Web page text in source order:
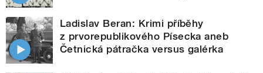
Ladislav Beran: Krimi příběhy
z prvorepublikového Písecka aneb
Četnická pátračka versus galérka